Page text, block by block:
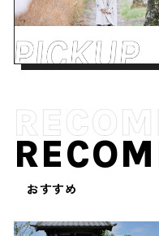
おすすめ